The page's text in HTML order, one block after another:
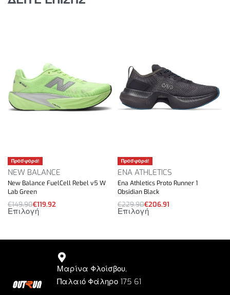
Lightstrike Pro ενδιάμεση σόλα απορρόφησης
Προσφορά!
NEW BALANCE
New Balance FuelCell Rebel v5 W
Lab Green
€149.90€119.92
Επιλογή
Προσφορά!
ENA ATHLETICS
Ena Athletics Proto Runner 1
Obsidian Black
€229.90€206.91
Επιλογή
Μαρίνα Φλοίσβου,
Παλαιό Φάληρο 175 61